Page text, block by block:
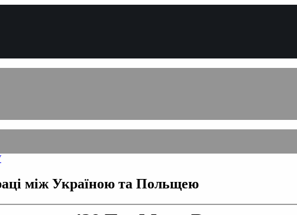
між Україною та Польщею